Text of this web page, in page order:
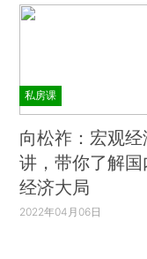
私房课
向松祚：宏观
讲，带你了解
经济大局
2022年04月06日